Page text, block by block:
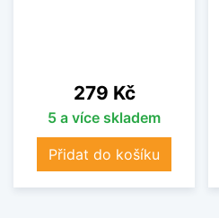
Cena
279 Kč
5 a více skladem
Přidat do košíku